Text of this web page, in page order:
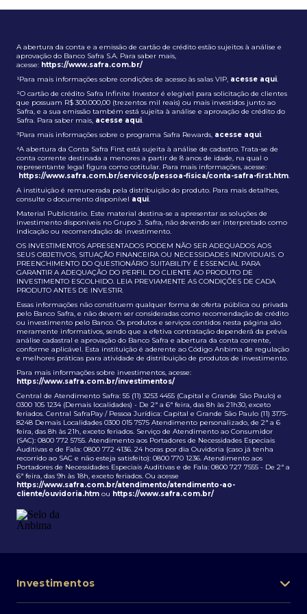
A abertura da conta e a emissão de cartão de crédito estão sujeitos à análise e
aprovação do Banco Safra S.A. Para saber mais,
acesse: https://www.safra.com.br/
¹Para mais informações sobre condições de acesso às salas VIP, acesse aqui.
²O cartão de crédito Safra Infinite Investor é elegível para solicitação de clientes
que possuam R$ 300.000,00 (trezentos mil reais) ou mais investidos junto ao
Safra, e a sua emissão também está sujeita à análise e aprovação de crédito do
Safra. Para saber mais, acesse aqui.
³Para mais informações sobre o programa Safra Rewards, acesse aqui.
⁴A abertura da Conta Safra First está sujeita à análise de cadastro. Trata-se de
conta corrente destinada a menores a partir de 8 anos de idade, na qual o
representante legal figura como cotitular. Para mais informações, acesse:
https://www.safra.com.br/servicos/pessoa-fisica/conta-safra-first.htm.
A instituição é remunerada pela distribuição do produto. Para mais detalhes,
consulte o documento disponível aqui.
Material Publicitário. Este material destina-se a apresentar as soluções de
investimento disponíveis no Grupo J. Safra, não devendo ser interpretado como
indicação ou recomendação de investimento.
OS INVESTIMENTOS APRESENTADOS PODEM NÃO SER ADEQUADOS AOS
SEUS OBJETIVOS, SITUAÇÃO FINANCEIRA OU NECESSIDADES INDIVIDUAIS. O
PREENCHIMENTO DO QUESTIONÁRIO SUITABILITY É ESSENCIAL PARA
GARANTIR A ADEQUAÇÃO DO PERFIL DO CLIENTE AO PRODUTO DE
INVESTIMENTO ESCOLHIDO. LEIA PREVIAMENTE AS CONDIÇÕES DE CADA
PRODUTO ANTES DE INVESTIR.
Essas informações não constituem qualquer forma de oferta pública ou privada
pelo Banco Safra, e não devem ser consideradas como recomendação de crédito
ou investimento pelo Banco. Os produtos e serviços contidos nesta página são
meramente informativos, sendo que a efetiva contratação dependerá da prévia
análise cadastral e aprovação do Banco Safra e abertura da conta corrente,
conforme aplicável. Esta instituição é aderente ao Código Anbima de regulação
e melhores práticas para atividade de distribuição de produtos de investimento.
Para mais informações sobre investimentos, acesse:
https://www.safra.com.br/investimentos/
Central de Atendimento Safra: 55 (11) 3253 4455 (Capital e Grande São Paulo) e
0300 105 1234 (Demais localidades) - De 2ª a 6ª feira, das 8h às 21h30, exceto
feriados. Central SafraPay / Pessoa Jurídica: Capital e Grande São Paulo (11) 3175-
8248 Demais Localidades 0300 015 7575 Atendimento personalizado, de 2ª a 6
feira, das 8h às 21h, exceto feriados. Serviço de Atendimento ao Consumidor
(SAC): 0800 772 5755. Atendimento aos Portadores de Necessidades Especiais
Auditivas e de Fala: 0800 772 4136. 24 horas por dia Ouvidoria (caso já tenha
recorrido ao SAC e não esteja satisfeito): 0800 770 1236. Atendimento aos
Portadores de Necessidades Especiais Auditivas e de Fala: 0800 727 7555 - De 2ª a
6ª feira, das 9h às 18h, exceto feriados. Ou acesse
https://www.safra.com.br/atendimento/atendimento-ao-
cliente/ouvidoria.htm ou https://www.safra.com.br/
Investimentos